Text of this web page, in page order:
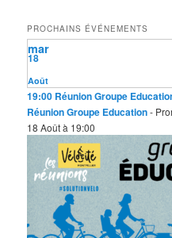
r
c
h
e
PROCHAINS ÉVÉNEMENTS
Août
18
mar
19:00 Réunion Groupe
Réunion Groupe Education-
18 Août à 19:00